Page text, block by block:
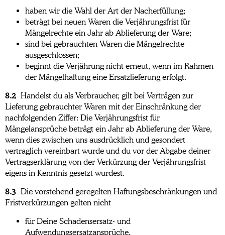
haben wir die Wahl der Art der Nacherfüllung;
beträgt bei neuen Waren die Verjährungsfrist für
Mängelrechte ein Jahr ab Ablieferung der Ware;
sind bei gebrauchten Waren die Mängelrechte
ausgeschlossen;
beginnt die Verjährung nicht erneut, wenn im Rahmen
der Mängelhaftung eine Ersatzlieferung erfolgt.
8.2 Handelst du als Verbraucher, gilt bei Verträgen zur
Lieferung gebrauchter Waren mit der Einschränkung der
nachfolgenden Ziffer: Die Verjährungsfrist für
Mängelansprüche beträgt ein Jahr ab Ablieferung der Ware,
wenn dies zwischen uns ausdrücklich und gesondert
vertraglich vereinbart wurde und du vor der Abgabe deiner
Vertragserklärung von der Verkürzung der Verjährungsfrist
eigens in Kenntnis gesetzt wurdest.
8.3 Die vorstehend geregelten Haftungsbeschränkungen und
Fristverkürzungen gelten nicht
für Deine Schadensersatz- und
Aufwendungsersatzansprüche,